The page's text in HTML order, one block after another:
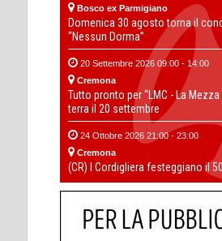
Bosco ex Parmigiano
Domenica 30 agosto torna il
“Nessun Dorma”
20 Settembre 2026 09:00 - 14:00
Cremona
Tutto pronto per “LMC - La
terra il 20 settembre
24 Ottobre 2026 21:00 - 23:00
Cremona
(CR) I Cordigliera festeggiano il